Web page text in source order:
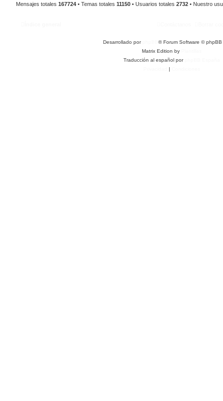
Mensajes totales 167724 • Temas totales 11150 • Usuarios totales 2732 • Nuestro
Desarrollado por
® Forum Software © phpBB
Matrix Edition by
Traducción al español por
|